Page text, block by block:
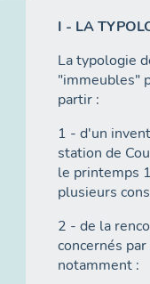
I - LA
La typologie
"immeubles"
partir :
1 - d'un
station de
le printemps
plusieurs
2 - de la
concernés
notamment :